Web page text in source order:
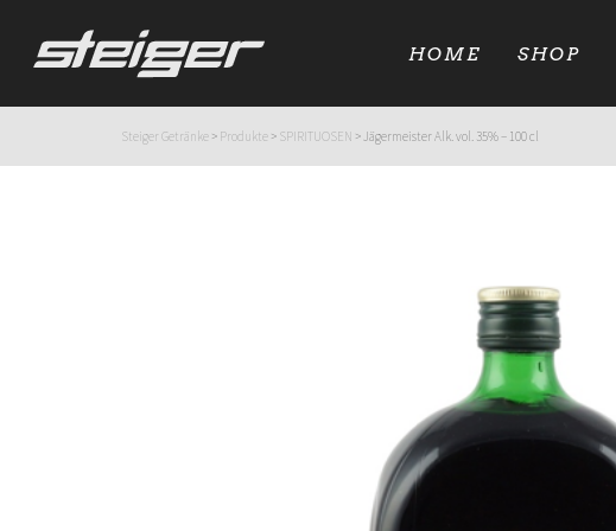
HOME SHOP
Steiger Getränke > Produkte > SPIRITUOSEN >Jägermeister Alk. vol. 35% – 100 cl